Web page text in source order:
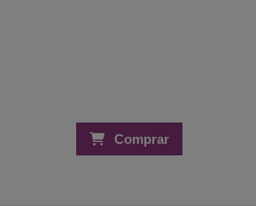
Comprar